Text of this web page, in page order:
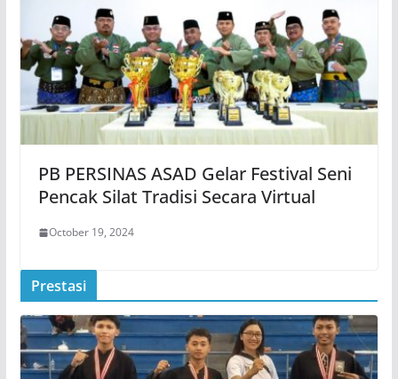
PB PERSINAS ASAD Gelar Festival Seni
Pencak Silat Tradisi Secara Virtual
October 19, 2024
Prestasi